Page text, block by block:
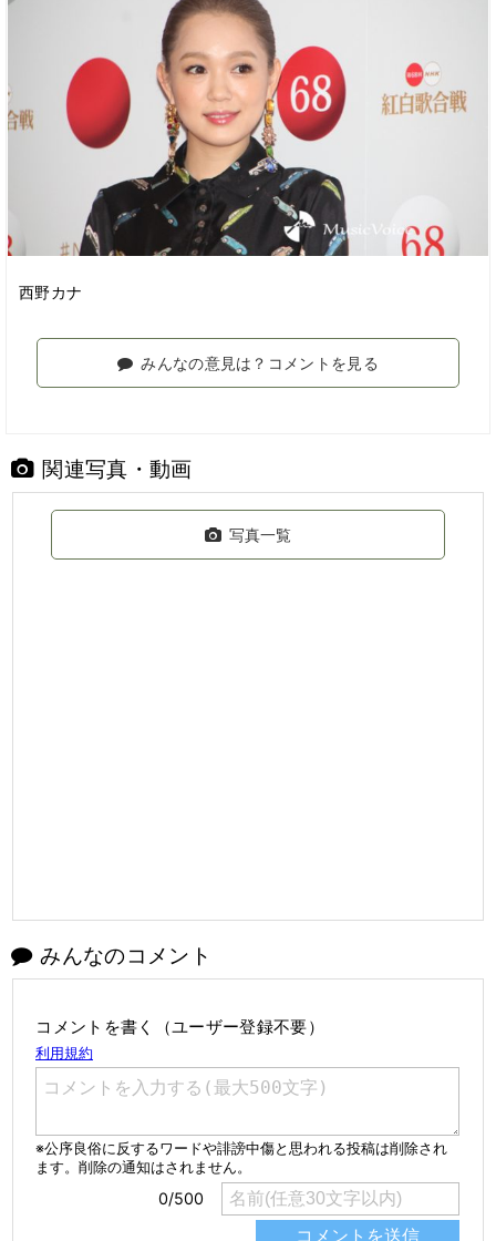
西野カナ
みんなの意見は？コメントを見る
関連写真・動画
写真一覧
みんなのコメント
コメントを書く（ユーザー登録不要）